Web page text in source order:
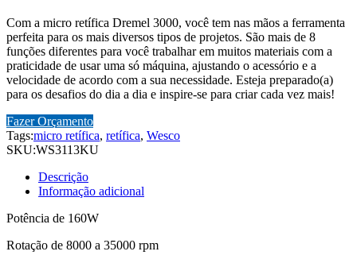
Com a micro retífica Dremel 3000, você tem nas mãos a ferramenta
perfeita para os mais diversos tipos de projetos. São mais de 8
funções diferentes para você trabalhar em muitos materiais com a
praticidade de usar uma só máquina, ajustando o acessório e a
velocidade de acordo com a sua necessidade. Esteja preparado(a)
para os desafios do dia a dia e inspire-se para criar cada vez mais!
Fazer Orçamento
Tags:micro retífica, retífica, Wesco
SKU:WS3113KU
Descrição
Informação adicional
Potência de 160W
Rotação de 8000 a 35000 rpm